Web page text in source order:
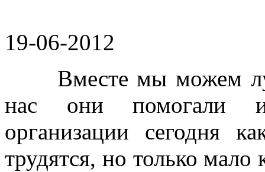
19-06-2012
Вместе мы можем
нас они помогали и
организации сегодня
трудятся, но только мало